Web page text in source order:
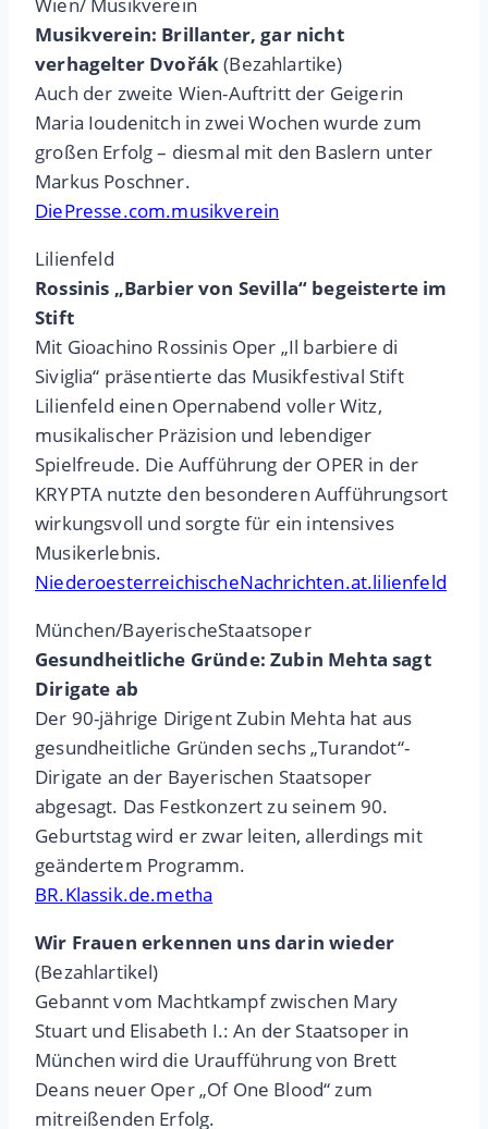
Musikverein: Brillanter, gar nicht
verhagelter Dvořák(Bezahlartike)
Auch der zweite Wien-Auftritt der Geigerin
Maria Ioudenitch in zwei Wochen wurde zum
großen Erfolg – diesmal mit den Baslern unter
Markus Poschner.
DiePresse.com.musikverein
Lilienfeld
Rossinis „Barbier von Sevilla“ begeisterte im
Stift
Mit Gioachino Rossinis Oper „Il barbiere di
Siviglia“ präsentierte das Musikfestival Stift
Lilienfeld einen Opernabend voller Witz,
musikalischer Präzision und lebendiger
Spielfreude. Die Aufführung der OPER in der
KRYPTA nutzte den besonderen Aufführungsort
wirkungsvoll und sorgte für ein intensives
Musikerlebnis.
NiederoesterreichischeNachrichten.at.lilienfeld
München/BayerischeStaatsoper
Gesundheitliche Gründe: Zubin Mehta sagt
Dirigate ab
Der 90-jährige Dirigent Zubin Mehta hat aus
gesundheitliche Gründen sechs „Turandot“-
Dirigate an der Bayerischen Staatsoper
abgesagt. Das Festkonzert zu seinem 90.
Geburtstag wird er zwar leiten, allerdings mit
geändertem Programm.
BR.Klassik.de.metha
Wir Frauen erkennen uns darin wieder
(Bezahlartikel)
Gebannt vom Machtkampf zwischen Mary
Stuart und Elisabeth I.: An der Staatsoper in
München wird die Uraufführung von Brett
Deans neuer Oper „Of One Blood“ zum
mitreißenden Erfolg.